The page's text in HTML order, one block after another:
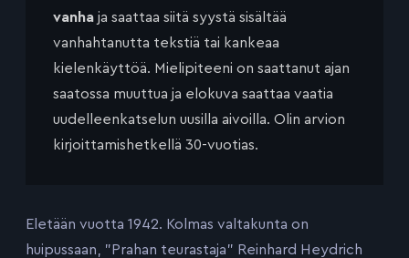
vanha ja saattaa siitä syystä sisältää
vanhahtanutta tekstiä tai kankeaa
kielenkäyttöä. Mielipiteeni on saattanut ajan
saatossa muuttua ja elokuva saattaa vaatia
uudelleenkatselun uusilla aivoilla. Olin arvion
kirjoittamishetkellä 30-vuotias.
Eletään vuotta 1942. Kolmas valtakunta on
huipussaan, ”Prahan teurastaja” Reinhard Heydrich